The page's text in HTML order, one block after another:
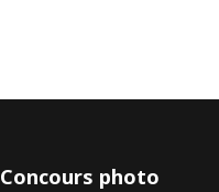
Concours photo